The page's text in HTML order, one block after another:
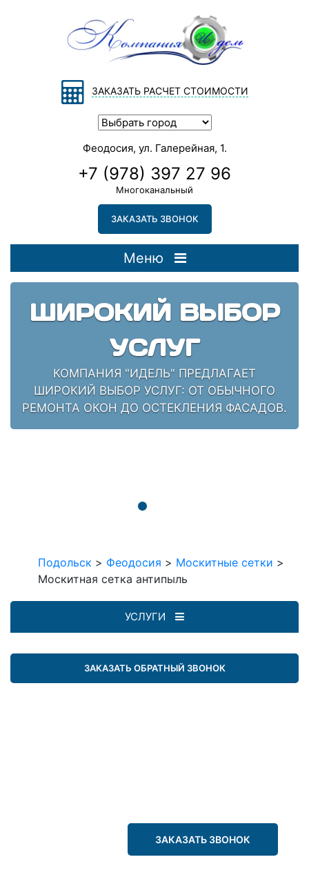
ЗАКАЗАТЬ РАСЧЕТ СТОИМОСТИ
Феодосия, ул. Галерейная, 1.
+7 (978) 397 27 96
Многоканальный
ЗАКАЗАТЬ ЗВОНОК
Меню
ШИРОКИЙ ВЫБОР
УСЛУГ
КОМПАНИЯ "ИДЕЛЬ" ПРЕДЛАГАЕТ
ШИРОКИЙ ВЫБОР УСЛУГ: ОТ ОБЫЧНОГО
РЕМОНТА ОКОН ДО ОСТЕКЛЕНИЯ ФАСАДОВ.
Подольск > Феодосия > Москитные сетки >
Москитная сетка антипыль
УСЛУГИ
ЗАКАЗАТЬ ОБРАТНЫЙ ЗВОНОК
ЗАКАЗАТЬ ЗВОНОК